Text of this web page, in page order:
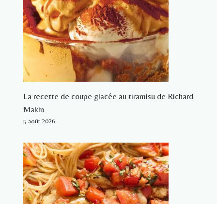
La recette de coupe glacée au tiramisu de Richard
Makin
5 août 2026